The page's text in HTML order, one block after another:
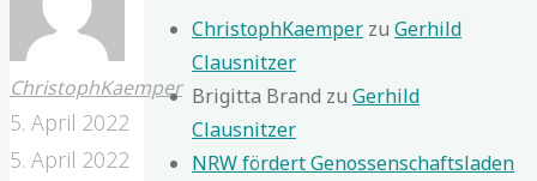
ChristophKaemper
5. April 2022
5. April 2022
ChristophKaemper zu Gerhild
Clausnitzer
Brigitta Brand zu Gerhild
Clausnitzer
NRW fördert Genossenschaftsladen